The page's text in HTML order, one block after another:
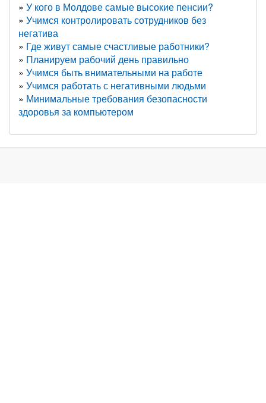
У кого в Молдове самые высокие пенсии?
Учимся контролировать сотрудников без
негатива
Где живут самые счастливые работники?
Планируем рабочий день правильно
Учимся быть внимательными на работе
Учимся работать с негативными людьми
Минимальные требования безопасности
здоровья за компьютером